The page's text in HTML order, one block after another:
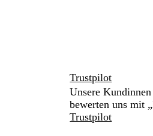
Trustpilot
Unsere
bewerten uns mit
Trustpilot